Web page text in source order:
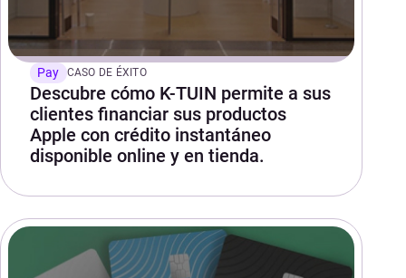
Pay CASO DE ÉXITO
Descubre cómo K-TUIN permite a sus
clientes financiar sus productos
Apple con crédito instantáneo
disponible online y en tienda.